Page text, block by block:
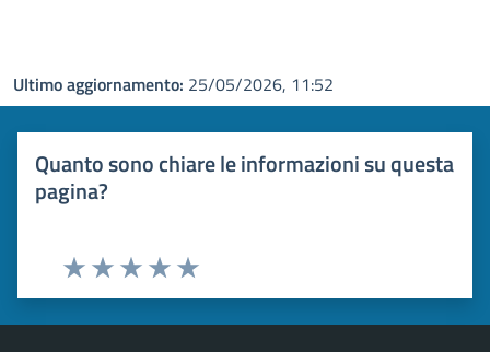
Ultimo aggiornamento: 25/05/2026, 11:52
Quanto sono chiare le informazioni su questa
pagina?
Valuta 5 stelle su 5
Valuta 4 stelle su 5
Valuta 3 stelle su 5
Valuta 2 stelle su 5
Valuta 1 stelle su 5